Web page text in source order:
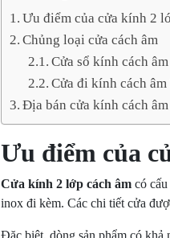
Ưu điểm của cửa kính 2
Chủng loại cửa cách âm
Cửa sổ kính cách
Cửa đi kính cách âm
Địa bán cửa kính cách
Ưu điểm của
Cửa kính 2 lớp cách âm có
inox đi kèm. Các chi tiết cửa
Đặc biệt, dòng sản phẩm có khả